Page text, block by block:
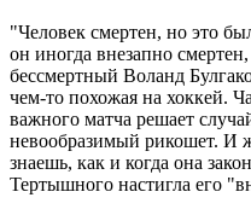
"Человек смертен, но это
он иногда внезапно
бессмертный Воланд
чем-то похожая на хоккей.
важного матча решает
невообразимый рикошет. И
знаешь, как и когда она
Тертышного настигла его